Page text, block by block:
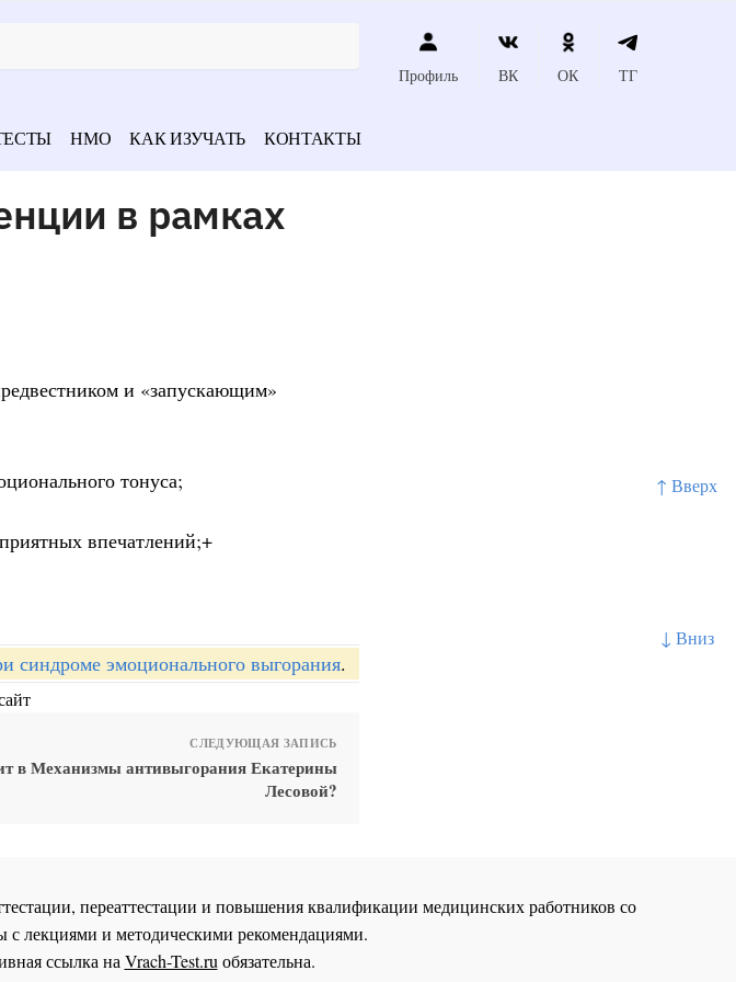
↑ Вверх
↓ Вниз
Профиль ВК ОК ТГ
НМО КАК ИЗУЧАТЬ КОНТАКТЫ
в рамках
и «запускающим»
тонуса;
впечатлений;+
синдроме эмоционального выгорания.
СЛЕДУЮЩАЯ ЗАПИСЬ
в Механизмы антивыгорания Екатерины
Лесовой?
переаттестации и повышения квалификации медицинских работников со
лекциями и методическими рекомендациями.
ссылка на Vrach-Test.ru обязательна.